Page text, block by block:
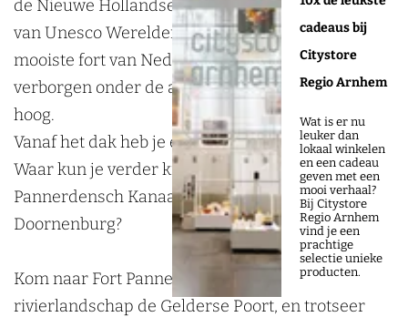
cadeaus bij
Citystore
Regio Arnhem
Wat is er nu
leuker dan
lokaal winkelen
en een cadeau
geven met een
mooi verhaal?
Bij Citystore
Regio Arnhem
vind je een
prachtige
selectie unieke
producten.
ne
n
d
e
n
d
e
n
t
P
a
n
e
r
d
n
r
t
P
n
n
e
r
e
n
t
P
a
n
e
r
n
a
n
n
e
r
d
e
n
de Nieuwe Hollandse Waterlinie heeft de status
van Unesco Werelderfgoed en is verkozen tot het
mooiste fort van Nederland. Het fort ligt
verborgen onder de aarde en is vijf verdiepingen
hoog.
Vanaf het dak heb je een spectaculair uitzicht.
Waar kun je verder kijken over de Waal, Rijn en
Pannerdensch Kanaal dan hier – bij
Doornenburg?
Kom naar Fort Pannerden middenin het
rivierlandschap de Gelderse Poort, en trotseer